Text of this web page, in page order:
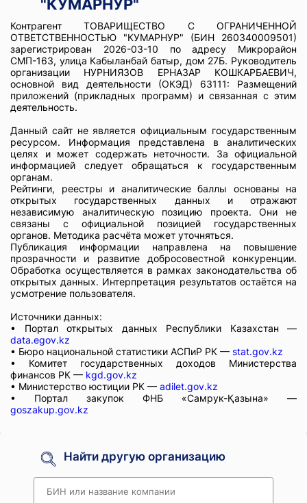
"КУМАРНУР"
Контрагент ТОВАРИЩЕСТВО С ОГРАНИЧЕННОЙ
ОТВЕТСТВЕННОСТЬЮ "КУМАРНУР" (БИН 260340009501)
зарегистрирован 2026-03-10 по адресу Микрорайон
СМП-163, улица Кабыланбай батыр, дом 27Б. Руководитель
организации НУРНИЯЗОВ ЕРНАЗАР КОШКАРБАЕВИЧ,
основной вид деятельности (ОКЭД) 63111: Размещений
приложений (прикладных программ) и связанная с этим
деятельность.
Данный сайт не является официальным государственным
ресурсом. Информация представлена в аналитических
целях и может содержать неточности. За официальной
информацией следует обращаться к государственным
органам.
Рейтинги, реестры и аналитические баллы основаны на
открытых государственных данных и отражают
независимую аналитическую позицию проекта. Они не
связаны с официальной позицией государственных
органов. Методика расчёта может уточняться.
Публикация информации направлена на повышение
прозрачности и развитие добросовестной конкуренции.
Обработка осуществляется в рамках законодательства об
открытых данных. Интерпретация результатов остаётся на
усмотрение пользователя.
Источники данных:
• Портал открытых данных Республики Казахстан —
data.egov.kz
• Бюро национальной статистики АСПиР РК — stat.gov.kz
• Комитет государственных доходов Министерства
финансов РК — kgd.gov.kz
• Министерство юстиции РК — adilet.gov.kz
• Портал закупок ФНБ «Самрук-Қазына» —
goszakup.gov.kz
Найти другую организацию